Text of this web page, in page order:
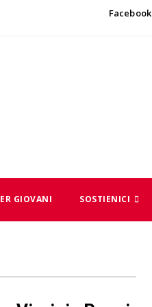
Skip
Facebook
GIOVANI SOSTIENICI